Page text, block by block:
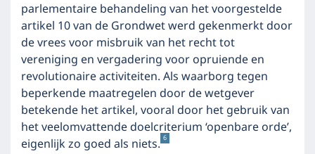
parlementaire behandeling van het voorgestelde
artikel 10 van de Grondwet werd gekenmerkt door
de vrees voor misbruik van het recht tot
vereniging en vergadering voor opruiende en
revolutionaire activiteiten. Als waarborg tegen
beperkende maatregelen door de wetgever
betekende het artikel, vooral door het gebruik van
het veelomvattende doelcriterium ‘openbare orde’,
eigenlijk zo goed als niets. 6